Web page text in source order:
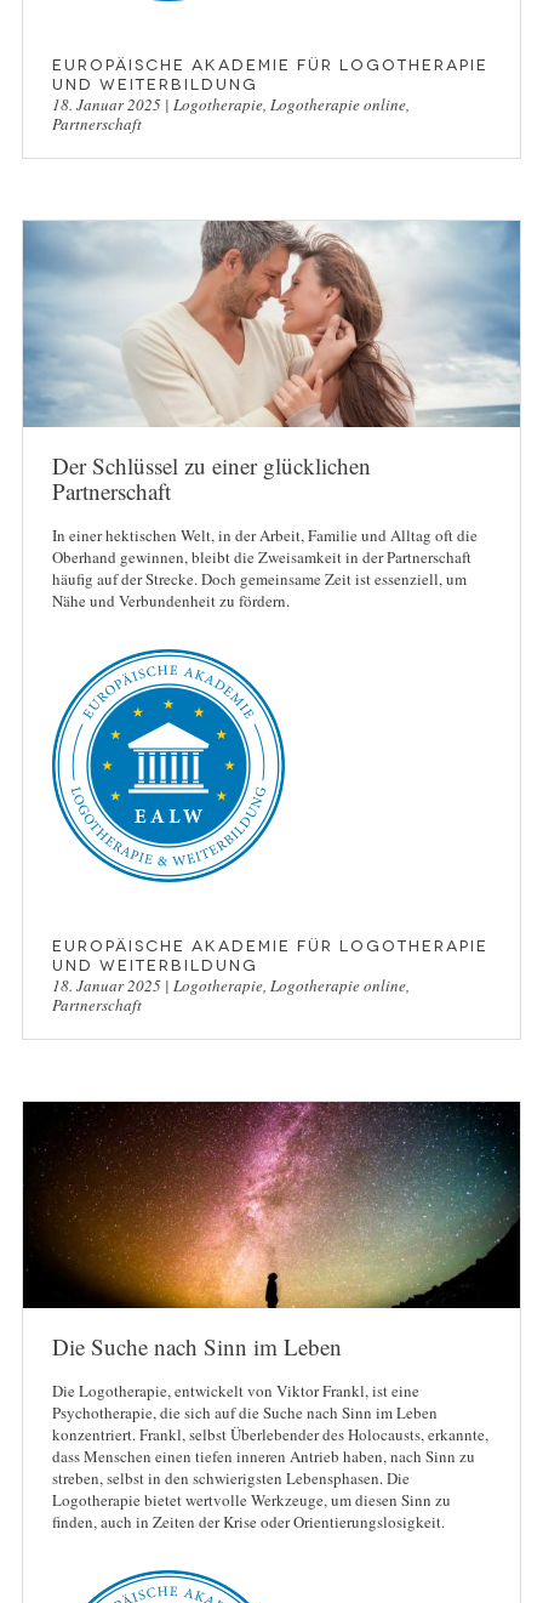
Europäische Akademie für Logotherapie
und Weiterbildung
18. Januar 2025| Logotherapie, Logotherapie online,
Partnerschaft
Der Schlüssel zu einer glücklichen
Partnerschaft
In einer hektischen Welt, in der Arbeit, Familie und Alltag oft die
Oberhand gewinnen, bleibt die Zweisamkeit in der Partnerschaft
häufig auf der Strecke. Doch gemeinsame Zeit ist essenziell, um
Nähe und Verbundenheit zu fördern.
Europäische Akademie für Logotherapie
und Weiterbildung
18. Januar 2025| Logotherapie, Logotherapie online,
Partnerschaft
Die Suche nach Sinn im Leben
Die Logotherapie, entwickelt von Viktor Frankl, ist eine
Psychotherapie, die sich auf die Suche nach Sinn im Leben
konzentriert. Frankl, selbst Überlebender des Holocausts, erkannte,
dass Menschen einen tiefen inneren Antrieb haben, nach Sinn zu
streben, selbst in den schwierigsten Lebensphasen. Die
Logotherapie bietet wertvolle Werkzeuge, um diesen Sinn zu
finden, auch in Zeiten der Krise oder Orientierungslosigkeit.